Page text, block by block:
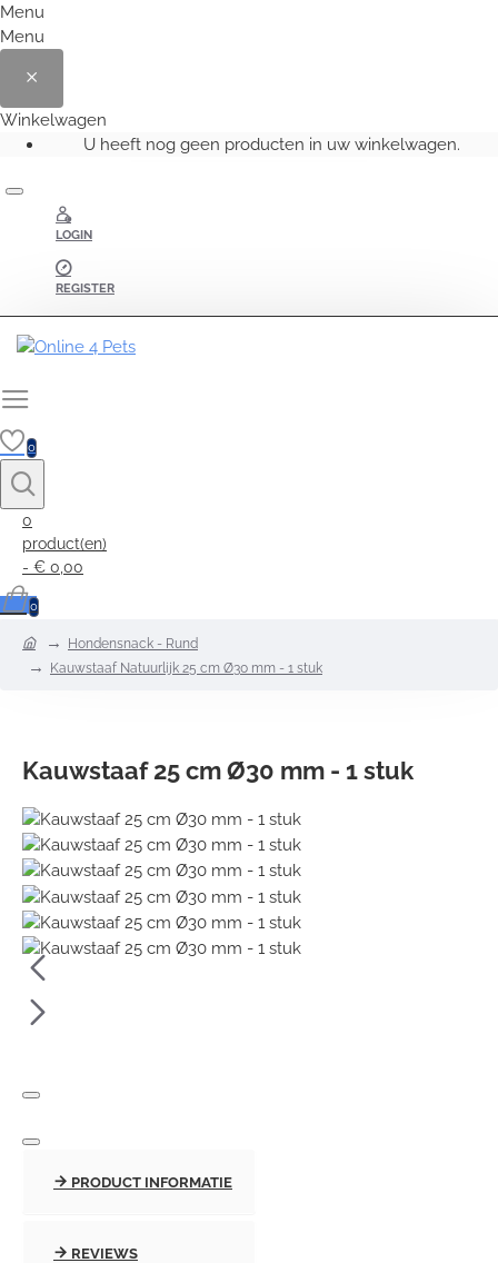
Menu
Menu
Winkelwagen
U heeft nog geen producten in uw winkelwagen.
LOGIN
REGISTER
0
0
product(en)
- € 0,00
0
homeHondensnack - Rund
Kauwstaaf Natuurlijk 25 cm Ø30 mm - 1 stuk
Kauwstaaf 25 cm Ø30 mm - 1 stuk
PRODUCT INFORMATIE
REVIEWS